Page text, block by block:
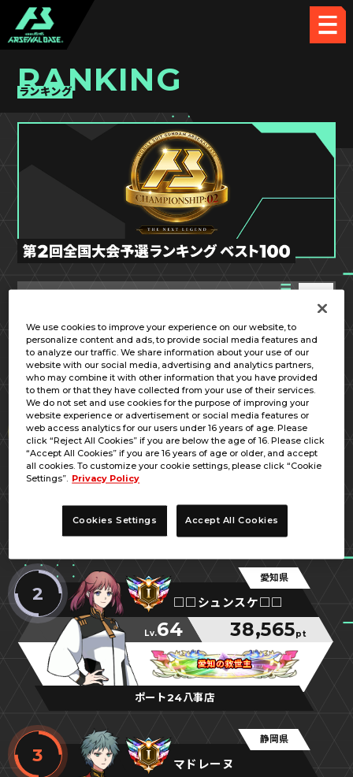
RANKING
ランキング
東海
1
愛知県
Ｍｒ．ぷっちょむ
Lv.47 39,016
母さんがクダル
母さんがクダル
母さんがクダル
VAMP中川
2
愛知県
□□シュンスケ□□
Lv.64 38,565pt
愛知の救世主
愛知の救世主
愛知の救世主
ポート24八事店
3
静岡県
マドレーヌ
We use cookies to improve your experience on our website, to
personalize content and ads, to provide social media features and
to analyze our traffic. We share information about your use of our
website with our social media, advertising and analytics partners,
who may combine it with other information that you have provided
to them or that they have collected from your use of their services.
We do not set and use cookies for the purpose of improving your
website experience or advertisement or social media features or
web access analytics for our users under 16 years of age. Please
click “Reject All Cookies” if you are below the age of 16. Please click
“Accept All Cookies” if you are 16 years of age or older, and accept
all cookies. To customize your cookie settings, please click “Cookie
Settings”. Privacy Policy
Cookies Settings Accept All Cookies